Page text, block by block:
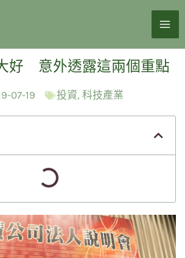
好 意外透露這兩個重點
07-19 投資, 科技產業